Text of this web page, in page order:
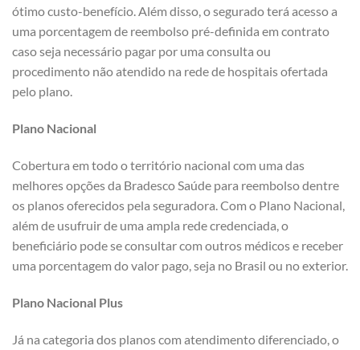
ótimo custo-benefício. Além disso, o segurado terá acesso a
uma porcentagem de reembolso pré-definida em contrato
caso seja necessário pagar por uma consulta ou
procedimento não atendido na rede de hospitais ofertada
pelo plano.
Plano Nacional
Cobertura em todo o território nacional com uma das
melhores opções da Bradesco Saúde para reembolso dentre
os planos oferecidos pela seguradora. Com o Plano Nacional,
além de usufruir de uma ampla rede credenciada, o
beneficiário pode se consultar com outros médicos e receber
uma porcentagem do valor pago, seja no Brasil ou no exterior.
Plano Nacional Plus
Já na categoria dos planos com atendimento diferenciado, o